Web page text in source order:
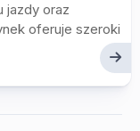
jazdy oraz
oferuje szeroki